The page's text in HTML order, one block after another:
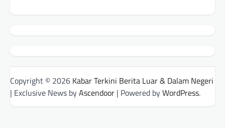
Copyright © 2026 Kabar Terkini Berita Luar & Dalam Negeri
| Exclusive News byAscendoor | Powered byWordPress.